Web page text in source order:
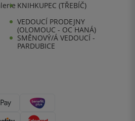
KNIHKUPEC (TŘEBÍČ)
VEDOUCÍ PRODEJNY
(OLOMOUC - OC HANÁ)
SMĚNOVÝ/Á VEDOUCÍ -
PARDUBICE